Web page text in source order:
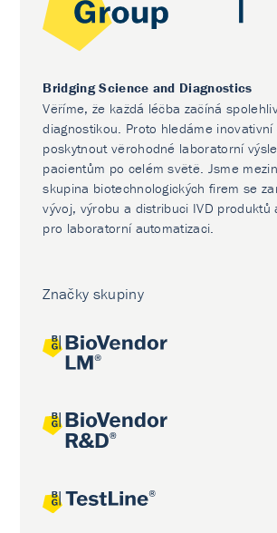
Bridging Science and Diagnostics
Věříme, že každá léčba začíná
diagnostikou. Proto hledáme inovativní
poskytnout věrohodné laboratorní
pacientům po celém světě. Jsme
skupina biotechnologických firem se
vývoj, výrobu a distribuci IVD produktů
pro laboratorní automatizaci.
Značky skupiny